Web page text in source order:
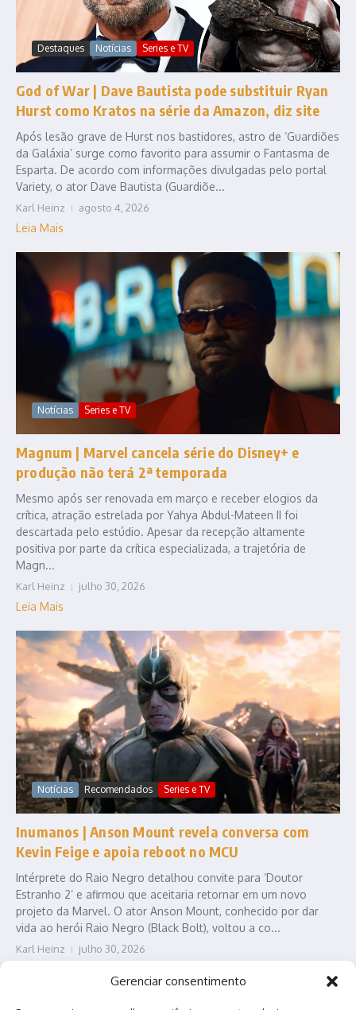
Gerenciar consentimento
Destaques Notícias Series e TV
God of War | Dave Bautista pode substituir Ryan
Hurst como Kratos na série da Amazon, diz site
Após lesão grave de Hurst nos bastidores, astro de ‘Guardiões
da Galáxia’ surge como favorito para assumir o Fantasma de
Esparta. De acordo com informações divulgadas pelo portal
Variety, o ator Dave Bautista (Guardiõe...
Karl Heinz agosto 4, 2026
Leia Mais
Notícias Series e TV
Magnum | Marvel cancela série do Disney+ e
produção não terá 2ª temporada
Mesmo após ser renovada em março e receber elogios da
crítica, atração estrelada por Yahya Abdul-Mateen II foi
descartada pelo estúdio. Apesar da recepção altamente
positiva por parte da crítica especializada, a trajetória de
Magn...
Karl Heinz julho 30, 2026
Leia Mais
Notícias Recomendados Series e TV
Inumanos | Anson Mount revela conversa com
Kevin Feige e apoia reboot no MCU
Intérprete do Raio Negro detalhou convite para ‘Doutor
Estranho 2’ e afirmou que aceitaria retornar em um novo
projeto da Marvel. O ator Anson Mount, conhecido por dar
vida ao herói Raio Negro (Black Bolt), voltou a co...
Karl Heinz julho 30, 2026